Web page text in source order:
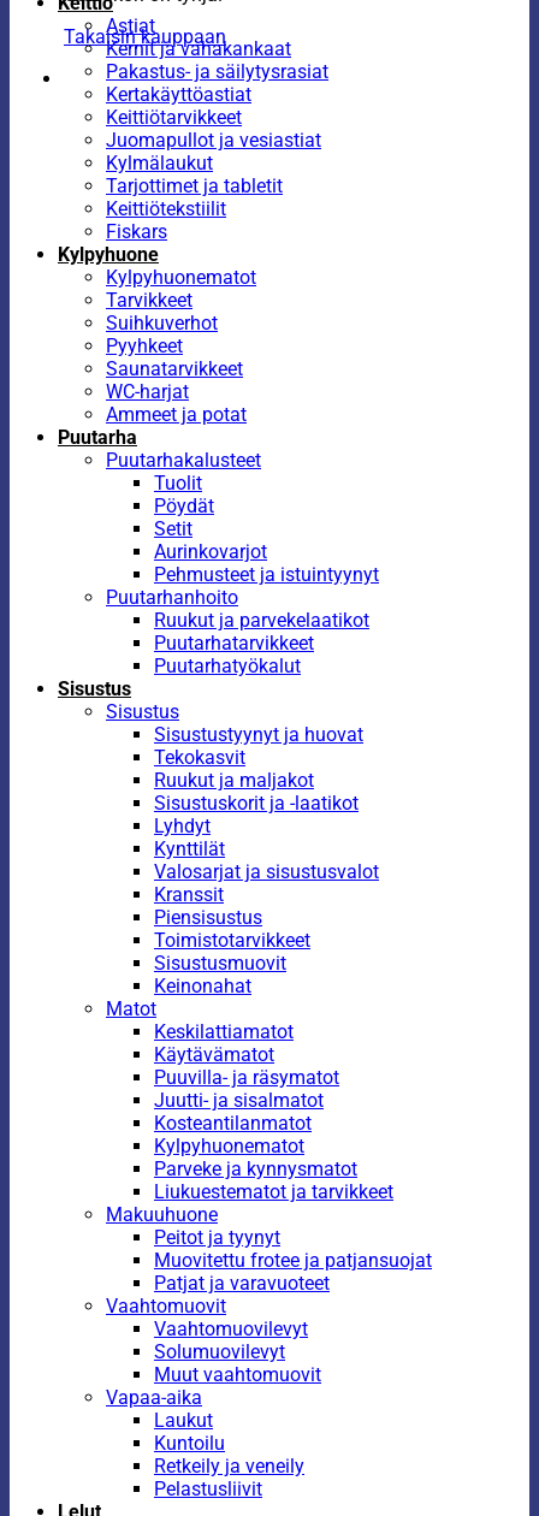
Takaisin kauppaan
Astiat
Kernit ja vahakankaat
Pakastus- ja säilytysrasiat
Kertakäyttöastiat
Keittiötarvikkeet
Juomapullot ja vesiastiat
Kylmälaukut
Tarjottimet ja tabletit
Keittiötekstiilit
Fiskars
Kylpyhuone
Kylpyhuonematot
Tarvikkeet
Suihkuverhot
Pyyhkeet
Saunatarvikkeet
WC-harjat
Ammeet ja potat
Puutarha
Puutarhakalusteet
Tuolit
Pöydät
Setit
Aurinkovarjot
Pehmusteet ja istuintyynyt
Puutarhanhoito
Ruukut ja parvekelaatikot
Puutarhatarvikkeet
Puutarhatyökalut
Sisustus
Sisustus
Sisustustyynyt ja huovat
Tekokasvit
Ruukut ja maljakot
Sisustuskorit ja -laatikot
Lyhdyt
Kynttilät
Valosarjat ja sisustusvalot
Kranssit
Piensisustus
Toimistotarvikkeet
Sisustusmuovit
Keinonahat
Matot
Keskilattiamatot
Käytävämatot
Puuvilla- ja räsymatot
Juutti- ja sisalmatot
Kosteantilanmatot
Kylpyhuonematot
Parveke ja kynnysmatot
Liukuestematot ja tarvikkeet
Makuuhuone
Peitot ja tyynyt
Muovitettu frotee ja patjansuojat
Patjat ja varavuoteet
Vaahtomuovit
Vaahtomuovilevyt
Solumuovilevyt
Muut vaahtomuovit
Vapaa-aika
Laukut
Kuntoilu
Retkeily ja veneily
Pelastusliivit